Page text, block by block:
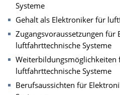
Systeme
Gehalt als Elektroniker für
Zugangsvoraussetzungen für
luftfahrttechnische Systeme
luftfahrttechnische Systeme
Berufsaussichten für